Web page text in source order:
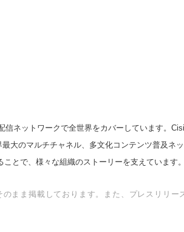
信ネットワークで全世界をカバーしています。
大のマルチチャネル、多文化コンテンツ普及ネ
とで、様々な組織のストーリーを支えています
まま掲載しております。また、プレスリリー